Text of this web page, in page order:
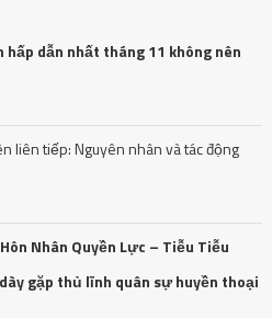
dẫn nhất tháng 11 không nên
liên tiếp: Nguyên nhân và tác động
Nhân Quyền Lực – Tiễu Tiễu
gặp thủ lĩnh quân sự huyền thoại